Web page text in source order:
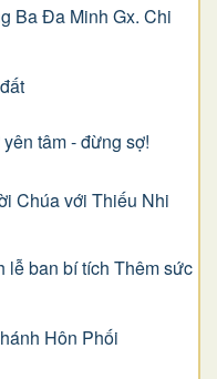
Ba Đa Minh Gx. Chi
tâm - đừng sợ!
Chúa với Thiếu Nhi
lễ ban bí tích Thêm sức
Hôn Phối